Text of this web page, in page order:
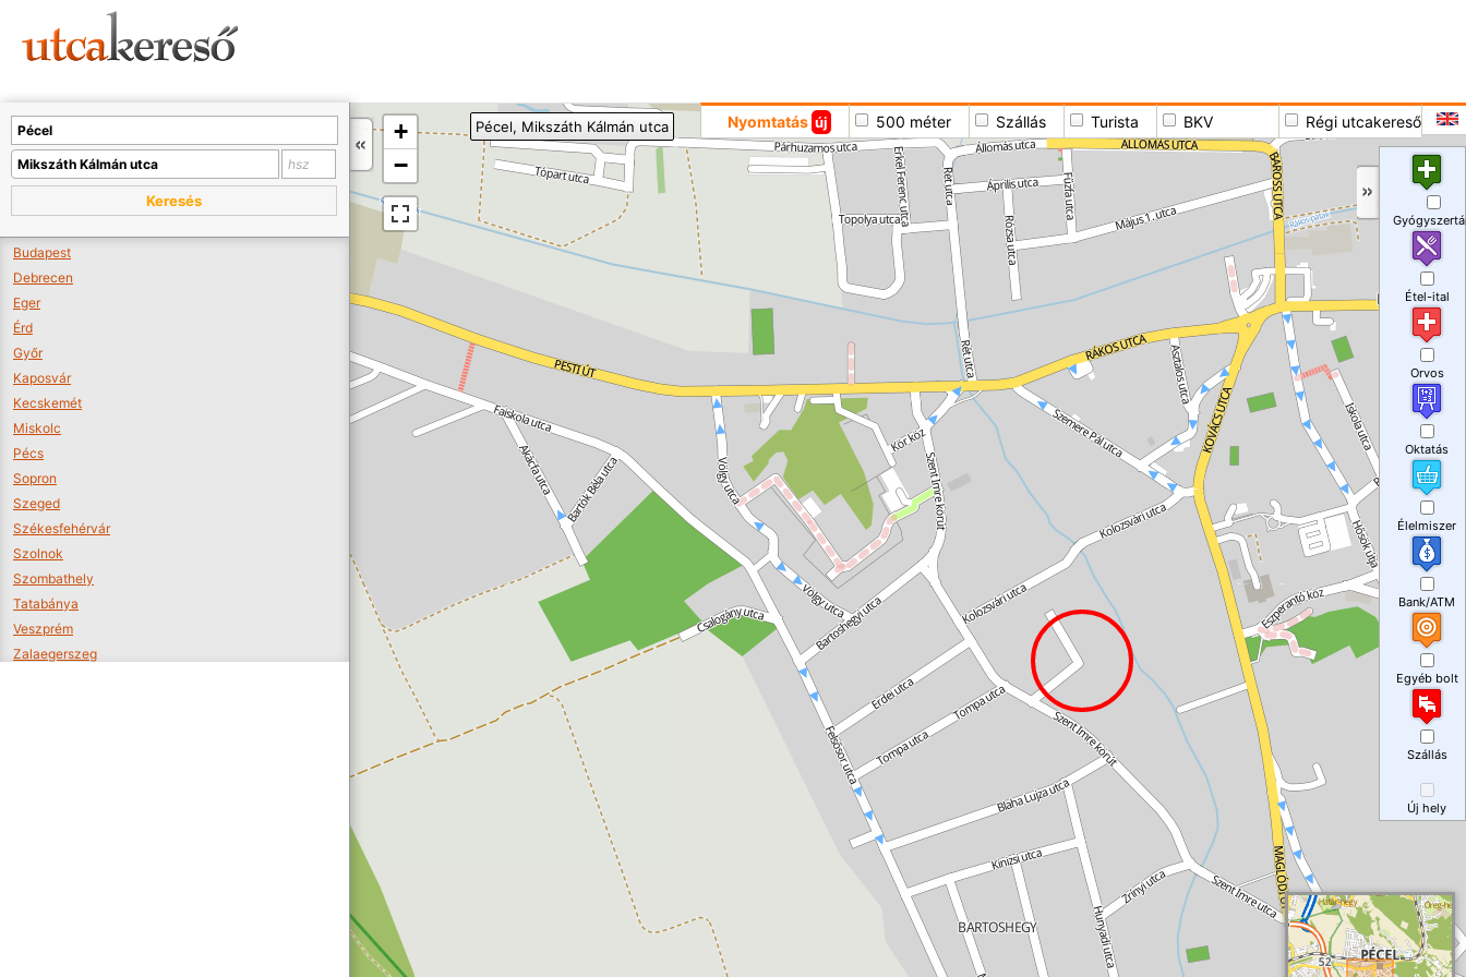
+
−
Nyomtatás új 500 méter Szállás Turista BKV Régi utcakereső
Pécel, Mikszáth Kálmán utca
Keresés
Budapest
Debrecen
Eger
Érd
Győr
Kaposvár
Kecskemét
Miskolc
Pécs
Sopron
Szeged
Székesfehérvár
Szolnok
Szombathely
Tatabánya
Veszprém
Zalaegerszeg
Étel-ital
Orvos
Oktatás
Élelmiszer
Bank/ATM
Egyéb bolt
Szállás
Új hely
A térképet kicsinyíteni kell, hogy látszódjanak a boltok.
Boltok látszódjanak >>